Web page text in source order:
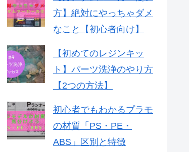
方】絶対にやっちゃダメ
なこと【初心者向け】
【初めてのレジンキッ
ト】パーツ洗浄のやり方
【2つの方法】
初心者でもわかるプラモ
の材質「PS・PE・
ABS」区別と特徴